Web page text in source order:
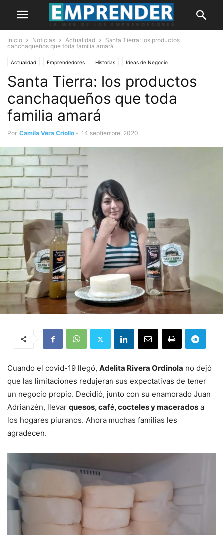
Inicio Noticias Actualidad
Santa Tierra: los productos
canchaqueños que toda familia amará
Actualidad Emprendedores Historias Ideas de Negocio
Santa Tierra: los productos
canchaqueños que toda
familia amará
Por Camila Vera Criollo - 14 septiembre, 2020
Cuando el covid-19 llegó, Adelita Rivera Ordinola no dejó
que las limitaciones redujeran sus expectativas de tener
un negocio propio. Decidió, junto con su enamorado Juan
Adrianzén, llevar quesos, café, cocteles y macerados a
los hogares piuranos. Ahora muchas familias les
agradecen.